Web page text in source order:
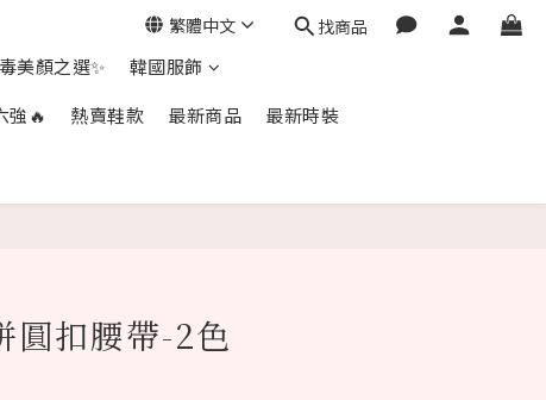
繁體中文 找商品
美顏之選✨
韓國服飾
強🔥 熱賣鞋款 最新商品
最新時裝
圓扣腰帶-2色